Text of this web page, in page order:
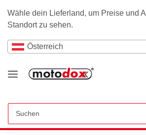
Wähle dein Lieferland, um Preise und
Standort zu sehen.
Österreich